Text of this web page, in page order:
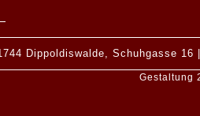
Dippoldiswalde, Schuhgasse
Gestaltung